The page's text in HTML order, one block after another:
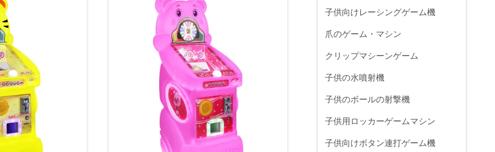
子供向けレーシングゲーム機
爪のゲーム・マシン
クリップマシーンゲーム
子供の水噴射機
子供のボールの射撃機
子供用ロッカーゲームマシン
子供向けボタン連打ゲーム機